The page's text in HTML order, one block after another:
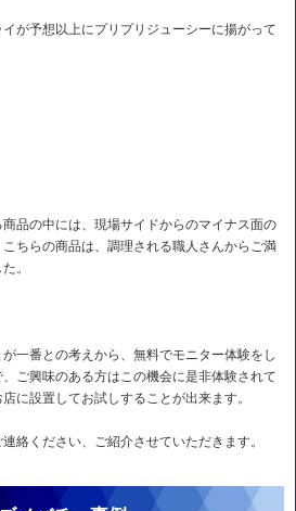
が予想以上にプリプリジューシーに揚がって
品の中には、現場サイドからのマイナス面の
ちらの商品は、調理される職人さんからご満
。
一番との考えから、無料でモニター体験をし
ご興味のある方はこの機会に是非体験されて
に設置してお試しすることが出来ます。
絡ください、ご紹介させていただきます。